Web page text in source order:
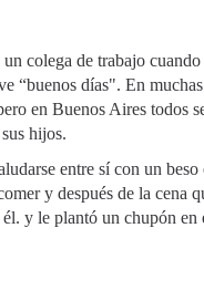
colega de trabajo
“buenos días". En
en Buenos Aires todos
hijos.
entre sí con un
y después de la cena
y le plantó un chupón